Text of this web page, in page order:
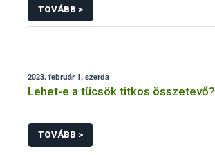
TOVÁBB >
2023. február 1, szerda
Lehet-e a tücsök titkos összetevő?
TOVÁBB >